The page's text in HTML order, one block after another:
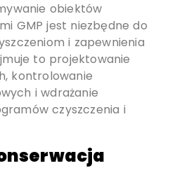
obiektów
GMP jest niezbędne do
i zapewnienia
to projektowanie
kontrolowanie
i wdrażanie
czyszczenia i